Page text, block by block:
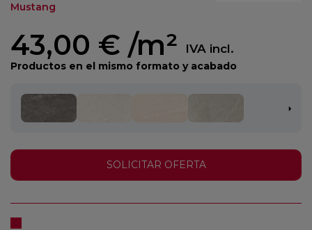
Mustang
43,00 € /m² IVA incl.
Productos en el mismo formato y acabado
SOLICITAR OFERTA